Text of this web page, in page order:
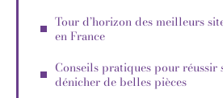
Tour d’horizon des meilleurs
en France
Conseils pratiques pour réussir
dénicher de belles pièces